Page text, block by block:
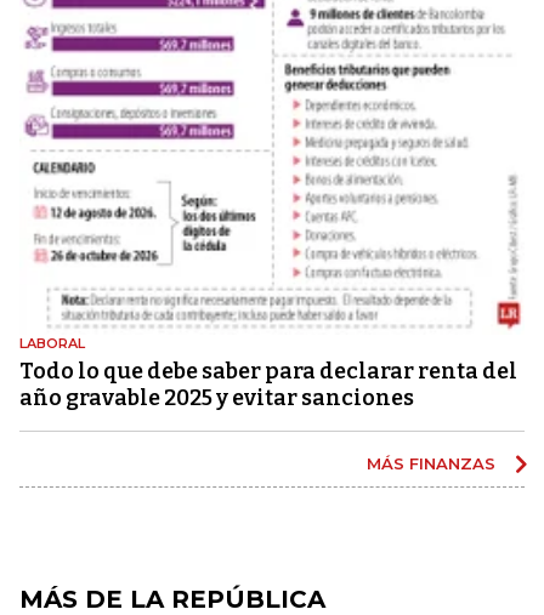
LABORAL
Todo lo que debe saber para declarar renta del
año gravable 2025 y evitar sanciones
MÁS FINANZAS
MÁS DE LA REPÚBLICA